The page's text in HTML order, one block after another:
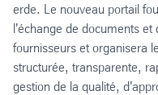
erde. Le nouveau portail
l'échange de documents et
fournisseurs et organisera
structurée, transparente,
gestion de la qualité,